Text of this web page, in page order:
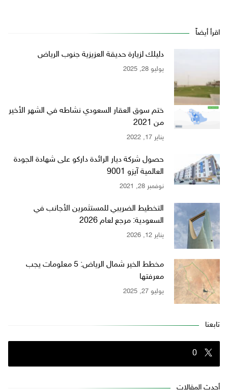
اقرأ أيضاً
دليلك لزيارة حديقة العزيزية جنوب الرياض
يوليو 28, 2025
ختم سوق العقار السعودي نشاطه في الشهر الأخير
من 2021
يناير 17, 2022
حصول شركة ديار الرائدة داركو على شهادة الجودة
العالمية آيزو 9001
نوفمبر 28, 2021
التخطيط الضريبي للمستثمرين الأجانب في
السعودية: مرجع لعام 2026
يناير 12, 2026
مخطط الخير شمال الرياض: 5 معلومات يجب
معرفتها
يوليو 27, 2025
تابعنا
0
أحدث المقالات